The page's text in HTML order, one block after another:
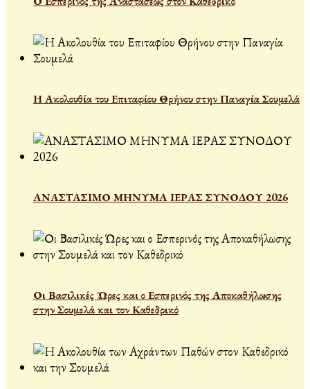
Η Ακολουθία του Επιταφίου Θρήνου στην Παναγία Σουμελά
ΑΝΑΣΤΑΣΙΜΟ ΜΗΝΥΜΑ ΙΕΡΑΣ ΣΥΝΟΔΟΥ 2026
Οι Βασιλικές Ώρες και ο Εσπερινός της Αποκαθήλωσης
στην Σουμελά και τον Καθεδρικό